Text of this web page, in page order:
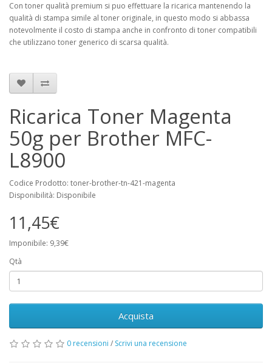
Con toner qualità premium si puo effettuare la ricarica mantenendo la
qualità di stampa simile al toner originale, in questo modo si abbassa
notevolmente il costo di stampa anche in confronto di toner compatibili
che utilizzano toner generico di scarsa qualità.
Ricarica Toner Magenta
50g per Brother MFC-
L8900
Codice Prodotto: toner-brother-tn-421-magenta
Disponibilità: Disponibile
11,45€
Imponibile: 9,39€
Qtà
Acquista
0 recensioni / Scrivi una recensione